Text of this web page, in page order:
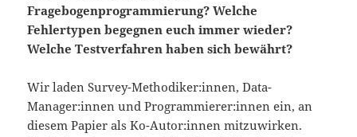
Fragebogenprogrammierung? Welche
Fehlertypen begegnen euch immer wieder?
Welche Testverfahren haben sich bewährt?
Wir laden Survey-Methodiker:innen, Data-
Manager:innen und Programmierer:innen ein, an
diesem Papier als Ko-Autor:innen mitzuwirken.